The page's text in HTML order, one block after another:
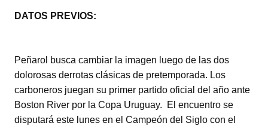
DATOS PREVIOS:
Peñarol busca cambiar la imagen luego de las dos
dolorosas derrotas clásicas de pretemporada. Los
carboneros juegan su primer partido oficial del año ante
Boston River por la Copa Uruguay. El encuentro se
disputará este lunes en el Campeón del Siglo con el